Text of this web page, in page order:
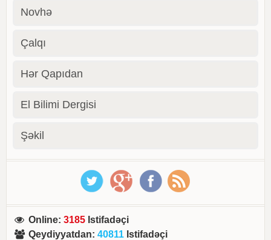
Novhə
Çalqı
Hər Qapıdan
El Bilimi Dergisi
Şəkil
Online:3185 Istifadəçi
Qeydiyyatdan:40811 Istifadəçi